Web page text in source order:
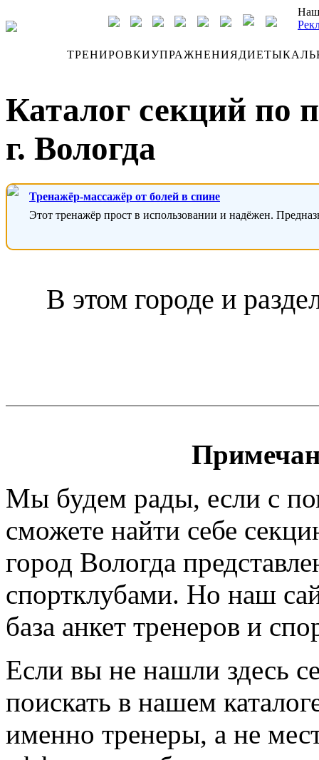
ТРЕНИРОВКИУПРАЖНЕНИЯДИЕТЫ
Каталог секций по
г. Вологда
Тренажёр-массажёр от болей в спине
Этот тренажёр прост в использовании и надёжен.
В этом городе и
Мы будем рады, если с
сможете найти себе
город Вологда
спортклубами. Но наш
база анкет тренеров и
Если вы не нашли здесь
поискать в нашем
именно тренеры, а не